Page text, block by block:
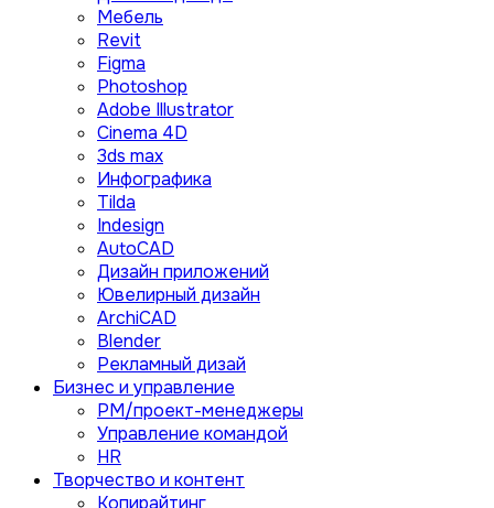
Мебель
Revit
Figma
Photoshop
Adobe Illustrator
Сinema 4D
3ds max
Инфографика
Tilda
Indesign
AutoCAD
Дизайн приложений
Ювелирный дизайн
ArchiCAD
Blender
Рекламный дизай
Бизнес и управление
PM/проект-менеджеры
Управление командой
HR
Творчество и контент
Копирайтинг